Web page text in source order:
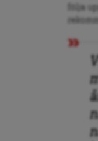
följa